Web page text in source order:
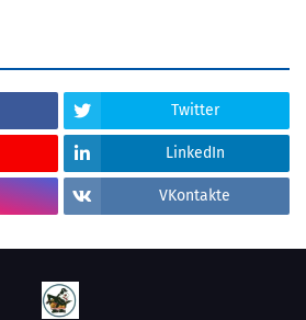
Twitter
LinkedIn
VKontakte